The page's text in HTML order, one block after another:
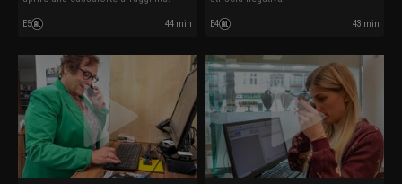
E5 44 min E4 43 min